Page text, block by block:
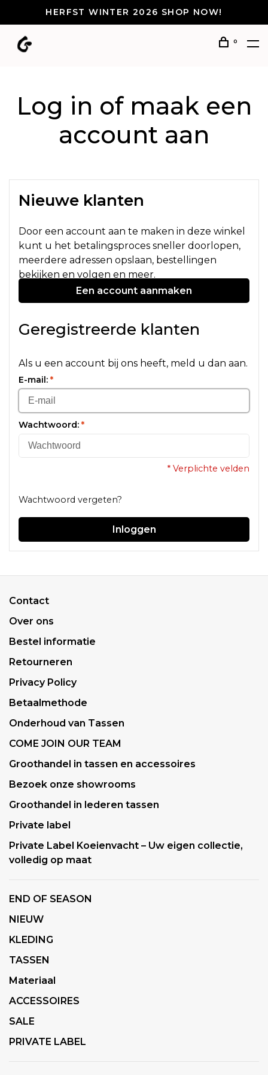
HERFST WINTER 2026 SHOP NOW!
0
Log in of maak een
account aan
Nieuwe klanten
Door een account aan te maken in deze winkel
kunt u het betalingsproces sneller doorlopen,
meerdere adressen opslaan, bestellingen
bekijken en volgen en meer.
Een account aanmaken
Geregistreerde klanten
Als u een account bij ons heeft, meld u dan aan.
E-mail: *
Wachtwoord: *
* Verplichte velden
Wachtwoord vergeten?
Inloggen
Contact
Over ons
Bestel informatie
Retourneren
Privacy Policy
Betaalmethode
Onderhoud van Tassen
COME JOIN OUR TEAM
Groothandel in tassen en accessoires
Bezoek onze showrooms
Groothandel in lederen tassen
Private label
Private Label Koeienvacht – Uw eigen collectie,
volledig op maat
END OF SEASON
NIEUW
KLEDING
TASSEN
Materiaal
ACCESSOIRES
SALE
PRIVATE LABEL